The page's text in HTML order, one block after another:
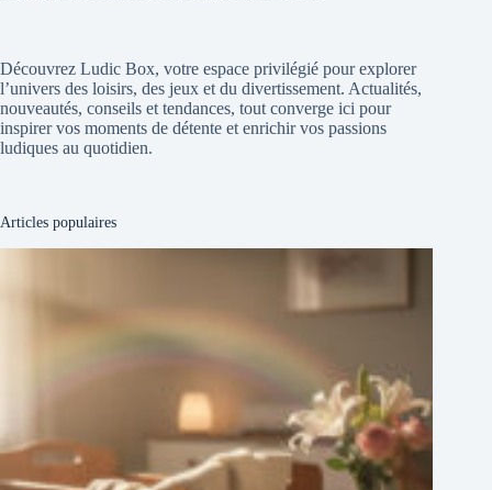
Découvrez Ludic Box, votre espace privilégié pour explorer
l’univers des loisirs, des jeux et du divertissement. Actualités,
nouveautés, conseils et tendances, tout converge ici pour
inspirer vos moments de détente et enrichir vos passions
ludiques au quotidien.
Articles populaires